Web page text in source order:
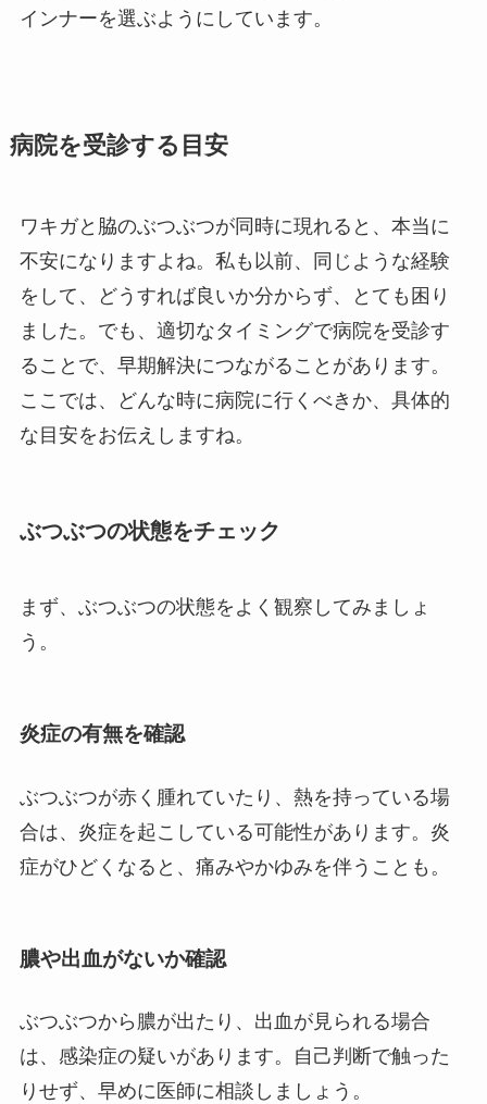
インナーを選ぶようにしています。
病院を受診する目安
ワキガと脇のぶつぶつが同時に現れると、本当に
不安になりますよね。私も以前、同じような経験
をして、どうすれば良いか分からず、とても困り
ました。でも、適切なタイミングで病院を受診す
ることで、早期解決につながることがあります。
ここでは、どんな時に病院に行くべきか、具体的
な目安をお伝えしますね。
ぶつぶつの状態をチェック
まず、ぶつぶつの状態をよく観察してみましょ
う。
炎症の有無を確認
ぶつぶつが赤く腫れていたり、熱を持っている場
合は、炎症を起こしている可能性があります。炎
症がひどくなると、痛みやかゆみを伴うことも。
膿や出血がないか確認
ぶつぶつから膿が出たり、出血が見られる場合
は、感染症の疑いがあります。自己判断で触った
りせず、早めに医師に相談しましょう。